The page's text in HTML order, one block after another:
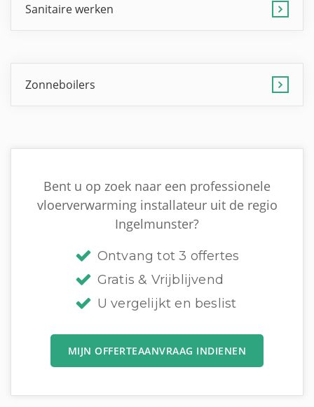
Sanitaire werken
Zonneboilers
Bent u op zoek naar een professionele
vloerverwarming installateur uit de regio
Ingelmunster?
Ontvang tot 3 offertes
Gratis & Vrijblijvend
U vergelijkt en beslist
MIJN OFFERTEAANVRAAG INDIENEN